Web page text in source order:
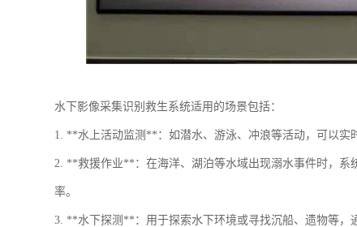
水下影像采集识别救生系统适用的场景包括：
1. **水上活动监测**：如潜水、游泳、冲浪等活动，可以实
2. **救援作业**：在海洋、湖泊等水域出现溺水事件时，系
率。
3. **水下探测**：用于探索水下环境或寻找沉船、遗物等，